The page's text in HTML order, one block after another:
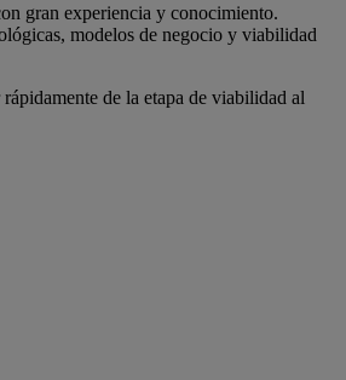
gran experiencia y conocimiento.
modelos de negocio y viabilidad
de la etapa de viabilidad al